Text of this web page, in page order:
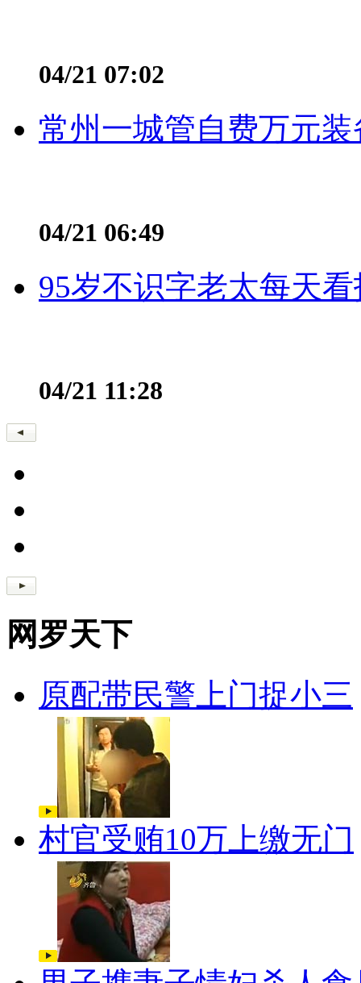
04/21 07:02
常州一城管自费万元
04/21 06:49
95岁不识字老太每天
04/21 11:28
网罗天下
原配带民警上门捉小三
村官受贿10万上缴无门